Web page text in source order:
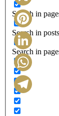
Search in
Search in posts
Search in
X
Pinterest
LinkedIn
WhatsApp
Telegram